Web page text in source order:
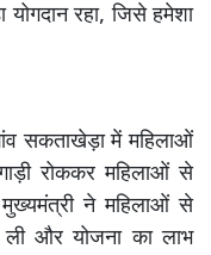
योगदान रहा, जिसे हमेशा
सकताखेड़ा में महिलाओं
रोककर महिलाओं से
ने महिलाओं से
ली और योजना का लाभ